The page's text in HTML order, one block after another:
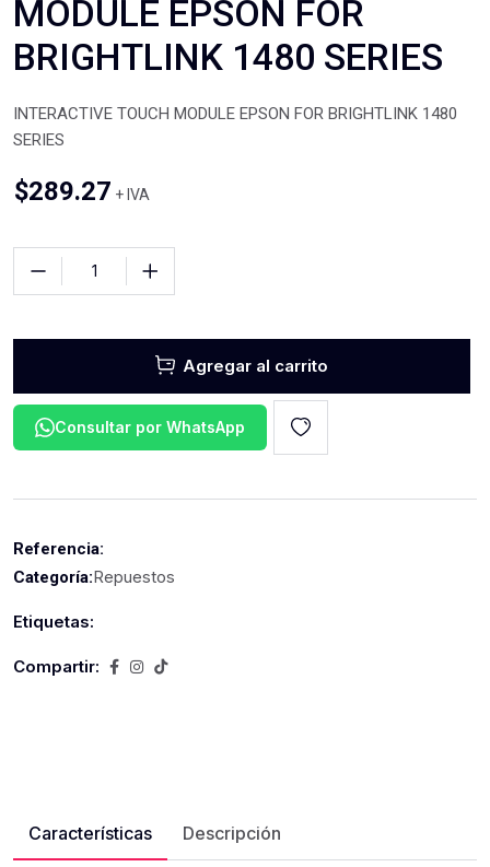
MODULE EPSON FOR
BRIGHTLINK 1480 SERIES
INTERACTIVE TOUCH MODULE EPSON FOR BRIGHTLINK 1480
SERIES
$289.27 + IVA
Agregar al carrito
Consultar por WhatsApp
Referencia:
Categoría:Repuestos
Etiquetas:
Compartir:
Características Descripción